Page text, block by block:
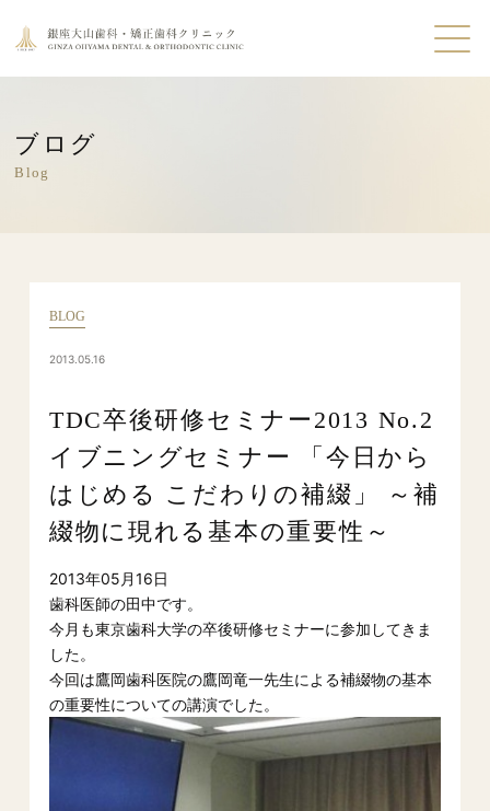
ブログ
Blog
BLOG
2013.05.16
TDC卒後研修セミナー2013 No.2
イブニングセミナー 「今日から
はじめる こだわりの補綴」 ～補
綴物に現れる基本の重要性～
2013年05月16日
歯科医師の田中です。
今月も東京歯科大学の卒後研修セミナーに参加してきま
した。
今回は鷹岡歯科医院の鷹岡竜一先生による補綴物の基本
の重要性についての講演でした。